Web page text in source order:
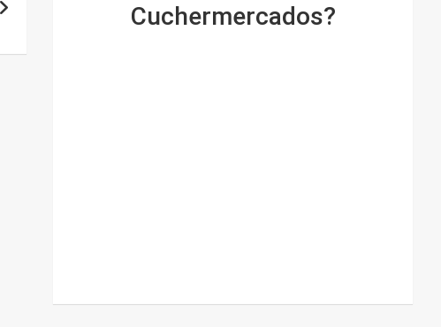
Cuchermercados?